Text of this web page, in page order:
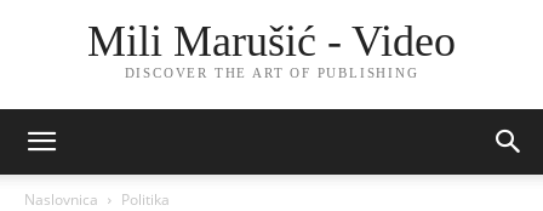
Mili Marušić - Video
DISCOVER THE ART OF PUBLISHING
Naslovnica Politika